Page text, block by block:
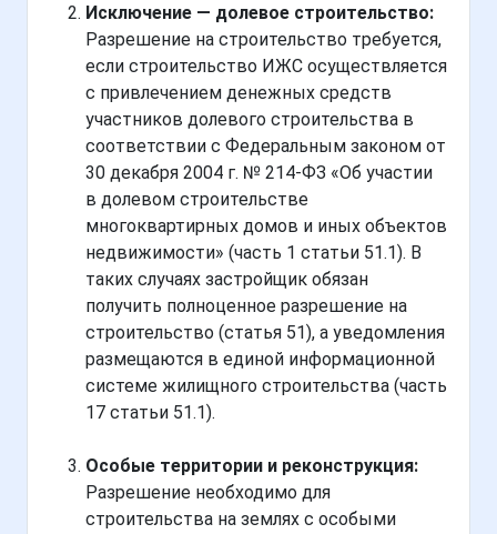
Исключение — долевое строительство:
Разрешение на строительство требуется,
если строительство ИЖС осуществляется
с привлечением денежных средств
участников долевого строительства в
соответствии с Федеральным законом от
30 декабря 2004 г. № 214-ФЗ «Об участии
в долевом строительстве
многоквартирных домов и иных объектов
недвижимости» (часть 1 статьи 51.1). В
таких случаях застройщик обязан
получить полноценное разрешение на
строительство (статья 51), а уведомления
размещаются в единой информационной
системе жилищного строительства (часть
17 статьи 51.1).
Особые территории и реконструкция:
Разрешение необходимо для
строительства на землях с особыми